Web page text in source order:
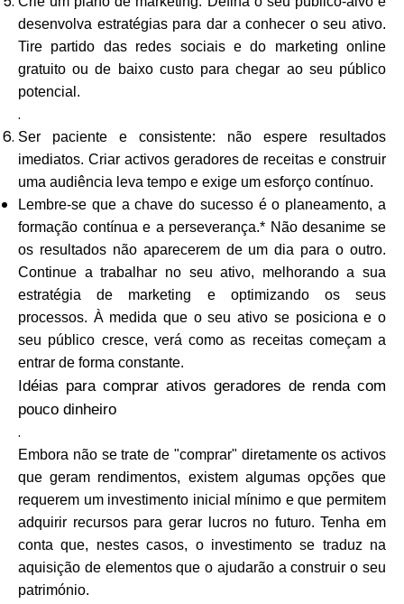
desenvolva estratégias para dar a conhecer o seu ativo.
Tire partido das redes sociais e do marketing online
gratuito ou de baixo custo para chegar ao seu público
potencial.
.
Ser paciente e consistente: não espere resultados
imediatos. Criar activos geradores de receitas e construir
uma audiência leva tempo e exige um esforço contínuo.
Lembre-se que a chave do sucesso é o planeamento, a
formação contínua e a perseverança.* Não desanime se
os resultados não aparecerem de um dia para o outro.
Continue a trabalhar no seu ativo, melhorando a sua
estratégia de marketing e optimizando os seus
processos. À medida que o seu ativo se posiciona e o
seu público cresce, verá como as receitas começam a
entrar de forma constante.
Idéias para comprar ativos geradores de renda com
pouco dinheiro
.
Embora não se trate de "comprar" diretamente os activos
que geram rendimentos, existem algumas opções que
requerem um investimento inicial mínimo e que permitem
adquirir recursos para gerar lucros no futuro. Tenha em
conta que, nestes casos, o investimento se traduz na
aquisição de elementos que o ajudarão a construir o seu
património.